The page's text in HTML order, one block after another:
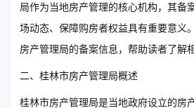
局作为当地房产管理的核心机构，其备
场动态、保障购房者权益具有重要意义
房产管理局的备案信息，帮助读者了解
二、桂林市房产管理局概述
桂林市房产管理局是当地政府设立的房